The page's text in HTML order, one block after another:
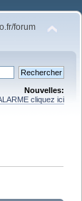
forum
Nouvelles:
cliquez ici